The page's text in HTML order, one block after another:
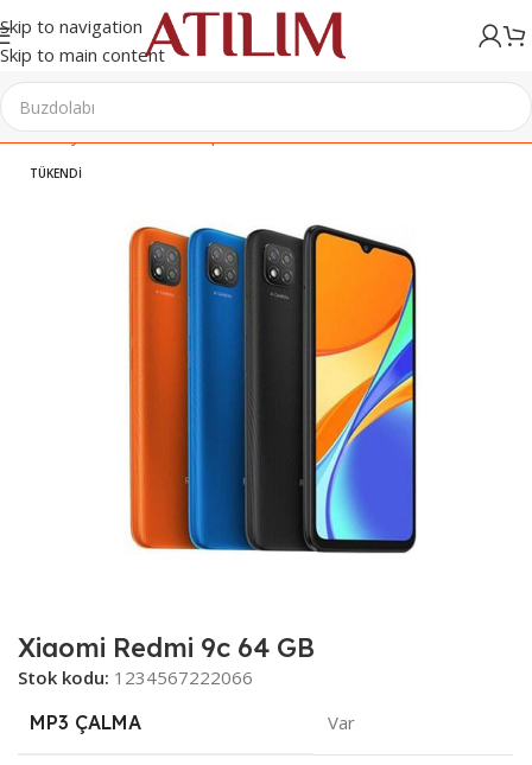
Skip to navigation
Skip to main content
Ana Sayfa/Elektronik/Cep Telefonu
TÜKENDI
Xiaomi Redmi 9c 64 GB
Stok kodu: 1234567222066
MP3 ÇALMA
Var